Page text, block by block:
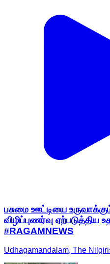
பசுமை ஊட்டியை
விழிப்புணர்வு ஏற்படுத்திய
#RAGAMNEWS
Udhagamandalam, The